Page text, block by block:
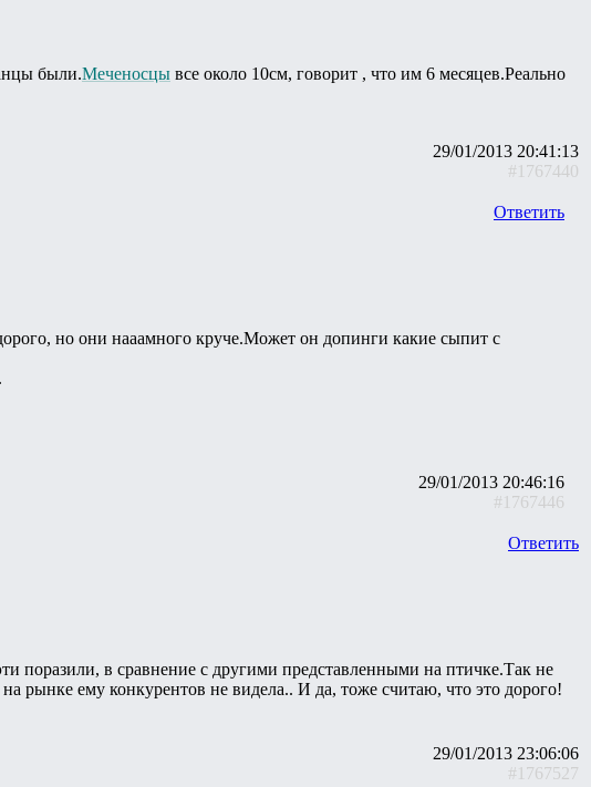
были.Меченосцы все около 10см, говорит , что им 6 месяцев.Реально
29/01/2013 20:41:13
#1767440
Ответить
но они нааамного круче.Может он допинги какие сыпит с
29/01/2013 20:46:16
#1767446
Ответить
поразили, в сравнение с другими представленными на птичке.Так не
рынке ему конкурентов не видела.. И да, тоже считаю, что это дорого!
29/01/2013 23:06:06
#1767527